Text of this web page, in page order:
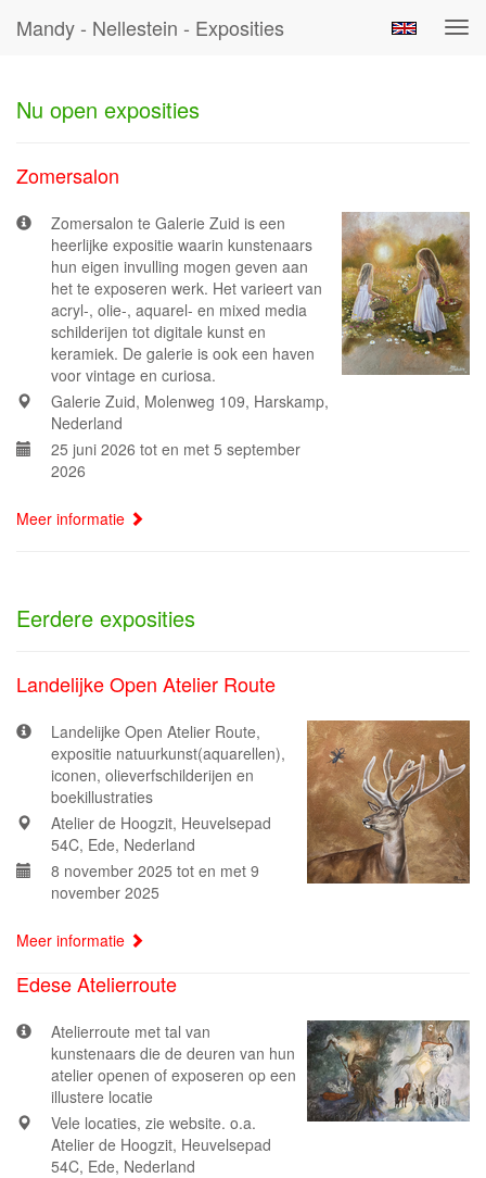
Mandy - Nellestein - Exposities
Nu open exposities
Zomersalon
Zomersalon te Galerie Zuid is een
heerlijke expositie waarin kunstenaars
hun eigen invulling mogen geven aan
het te exposeren werk. Het varieert van
acryl-, olie-, aquarel- en mixed media
schilderijen tot digitale kunst en
keramiek. De galerie is ook een haven
voor vintage en curiosa.
Galerie Zuid, Molenweg 109, Harskamp,
Nederland
25 juni 2026 tot en met 5 september
2026
Meer informatie
Eerdere exposities
Landelijke Open Atelier Route
Landelijke Open Atelier Route,
expositie natuurkunst(aquarellen),
iconen, olieverfschilderijen en
boekillustraties
Atelier de Hoogzit, Heuvelsepad
54C, Ede, Nederland
8 november 2025 tot en met 9
november 2025
Meer informatie
Edese Atelierroute
Atelierroute met tal van
kunstenaars die de deuren van hun
atelier openen of exposeren op een
illustere locatie
Vele locaties, zie website. o.a.
Atelier de Hoogzit, Heuvelsepad
54C, Ede, Nederland